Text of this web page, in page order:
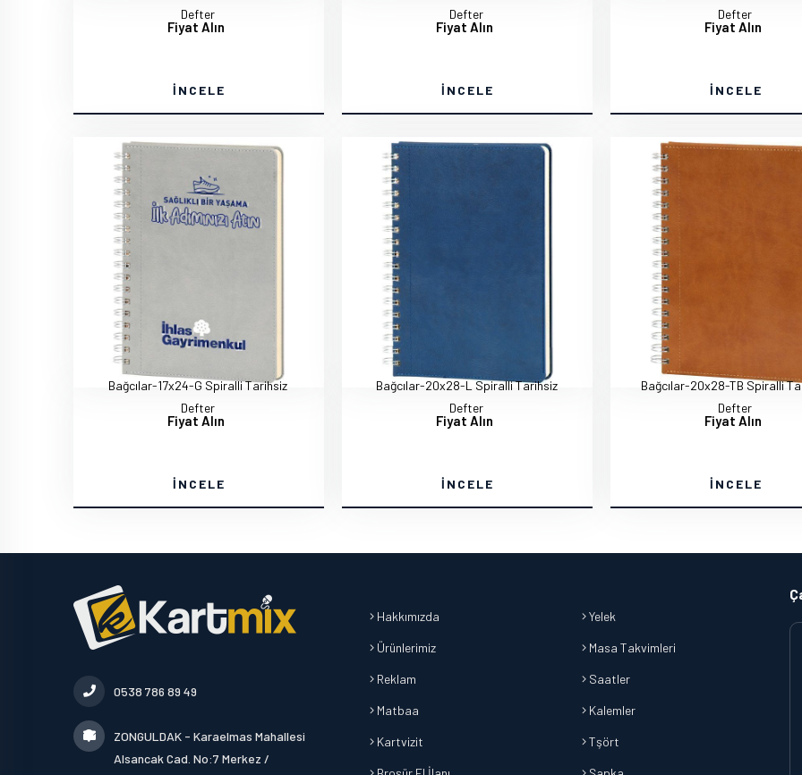
Defter
Fiyat Alın
İNCELE
Defter
Fiyat Alın
İNCELE
Defter
Fiyat Alın
İNCELE
Bağcılar-17x24-G Spiralli Tarihsiz
Defter
Fiyat Alın
İNCELE
Bağcılar-20x28-L Spiralli Tarihsiz
Defter
Fiyat Alın
İNCELE
Bağcılar-20x28-TB Spiralli
Defter
Fiyat Alın
İNCELE
0538 786 89 49
ZONGULDAK - Karaelmas Mahallesi
Alsancak Cad. No:7 Merkez /
Hakkımızda
Ürünlerimiz
Reklam
Matbaa
Kartvizit
Yelek
Masa Takvimleri
Saatler
Kalemler
Tşört